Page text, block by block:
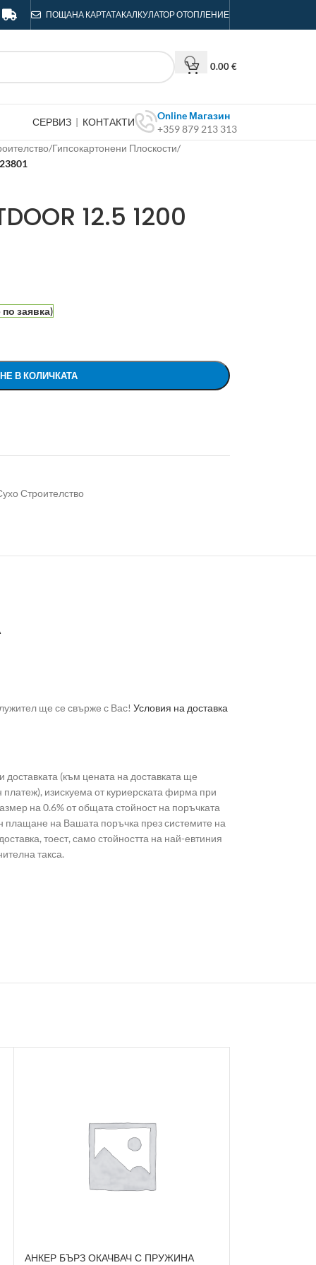
ПОЩАНА КАРТАТАКАЛКУЛАТОР ОТОПЛЕНИЕ
0.00€
СЕРВИЗ | КОНТАКТИ
Online Магазин
+359 879 213 313
/Гипсокартонени Плоскости/
12.5 1200
заявка)
В КОЛИЧКАТА
Строителство
ще се свърже с Вас! Условия на доставка
(към цената на доставката ще
изискуема от куриерската фирма при
на 0.6% от общата стойност на поръчката
плащане на Вашата поръчка през системите на
тоест, само стойността на най-евтиния
такса.
АНКЕР БЪРЗ ОКАЧВАЧ С ПРУЖИНА